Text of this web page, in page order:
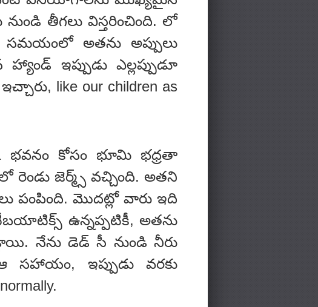
తీగలు విస్తరించింది. లో
సమయంలో అతను అప్పులు
ఇప్పుడు ఎల్లప్పుడూ
like our children as
భవనం కోసం భూమి భధ్రతా
రెండు జెర్మ్స్ వచ్చింది. అతని
పంపింది. మొదట్లో వారు ఇది
ఉన్నప్పటికీ, అతను
నేను డెడ్ సీ నుండి నీరు
సహాయం, ఇప్పుడు వరకు